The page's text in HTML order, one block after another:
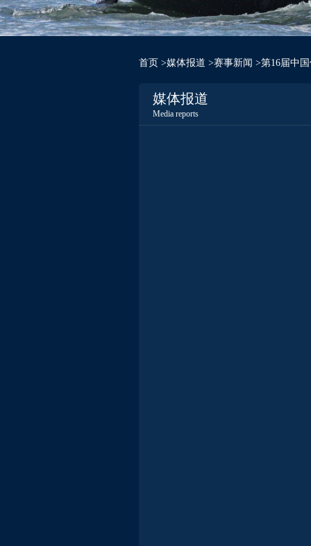
首页 >媒体报道 >赛事新闻 >第16届中
媒体报道
Media reports